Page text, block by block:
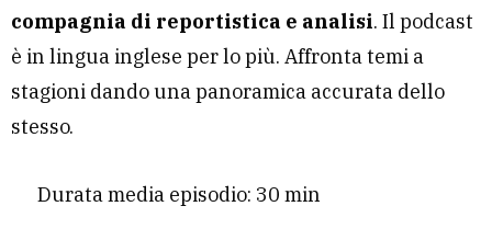
compagnia di reportistica e analisi. Il podcast
è in lingua inglese per lo più. Affronta temi a
stagioni dando una panoramica accurata dello
stesso.
Durata media episodio: 30 min